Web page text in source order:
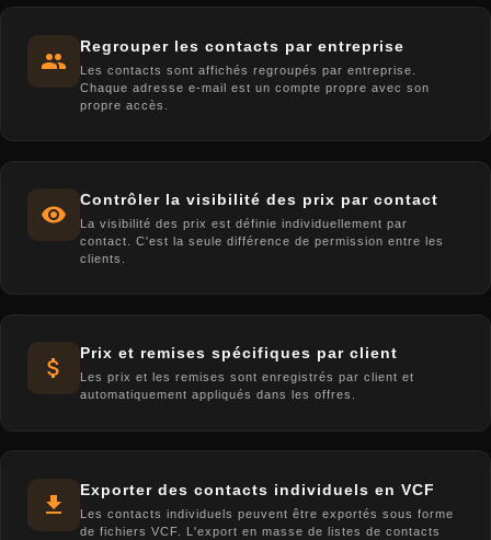
Regrouper les contacts par entreprise
Les contacts sont affichés regroupés par entreprise.
Chaque adresse e-mail est un compte propre avec son
propre accès.
Contrôler la visibilité des prix par contact
La visibilité des prix est définie individuellement par
contact. C'est la seule différence de permission entre les
clients.
Prix et remises spécifiques par client
Les prix et les remises sont enregistrés par client et
automatiquement appliqués dans les offres.
Exporter des contacts individuels en VCF
Les contacts individuels peuvent être exportés sous forme
de fichiers VCF. L'export en masse de listes de contacts